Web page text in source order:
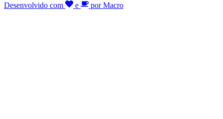
Desenvolvido com
e por Macro